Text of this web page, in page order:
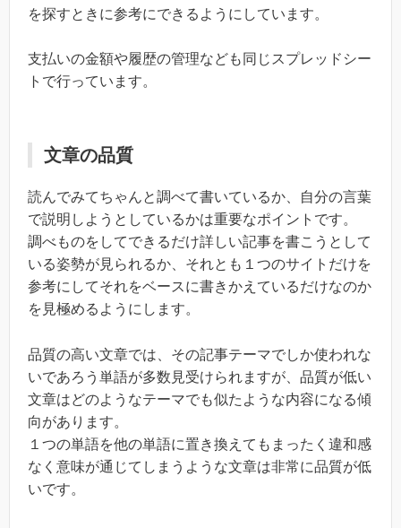
を探すときに参考にできるようにしています。
支払いの金額や履歴の管理なども同じスプレッドシー
トで行っています。
文章の品質
読んでみてちゃんと調べて書いているか、自分の言葉
で説明しようとしているかは重要なポイントです。
調べものをしてできるだけ詳しい記事を書こうとして
いる姿勢が見られるか、それとも１つのサイトだけを
参考にしてそれをベースに書きかえているだけなのか
を見極めるようにします。
品質の高い文章では、その記事テーマでしか使われな
いであろう単語が多数見受けられますが、品質が低い
文章はどのようなテーマでも似たような内容になる傾
向があります。
１つの単語を他の単語に置き換えてもまったく違和感
なく意味が通じてしまうような文章は非常に品質が低
いです。